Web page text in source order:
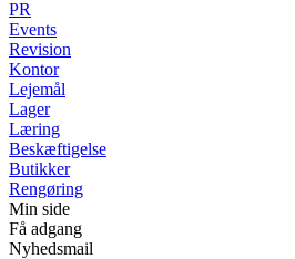
PR
Events
Revision
Kontor
Lejemål
Lager
Læring
Beskæftigelse
Butikker
Rengøring
Min side
Få adgang
Nyhedsmail